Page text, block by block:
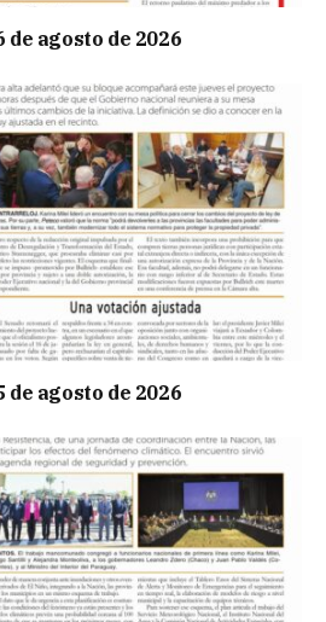
agosto de 2026
agosto de 2026